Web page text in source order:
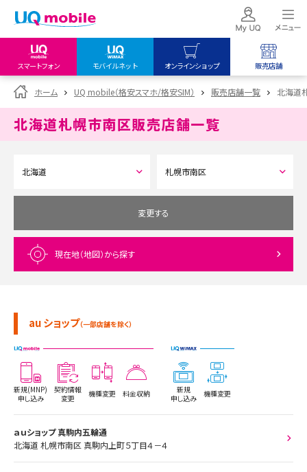
スマートフォン モバイルネット オンラインショップ 販売店舗
my UQ WiMAX
UQ WiMAX ご契約の方
My UQ mobile
データチャージサイト
UQ mobile
オンラインショップ
UQ WiMAX
UQ mobile
販売店舗
UQ WiMAX
ホーム UQ mobile（格安スマホ/格安SIM） 販売店舗一覧 北海道
北海道札幌市南区販売店舗一覧
変更する
現在地（地図）から探す
au ショップ（一部店舗を除く）
新規(MNP)
申し込み
契約情報
変更
機種変更 料金収納
新規
申し込み
機種変更
ａｕショップ 真駒内五輪通
北海道 札幌市南区 真駒内上町５丁目４－４